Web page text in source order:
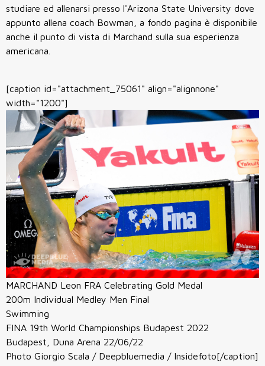
studiare ed allenarsi presso l'Arizona State University dove
appunto allena coach Bowman, a fondo pagina è disponibile
anche il punto di vista di Marchand sulla sua esperienza
americana.
[caption id="attachment_75061" align="alignnone"
width="1200"]
MARCHAND Leon FRA Celebrating Gold Medal
200m Individual Medley Men Final
Swimming
FINA 19th World Championships Budapest 2022
Budapest, Duna Arena 22/06/22
Photo Giorgio Scala / Deepbluemedia / Insidefoto[/caption]